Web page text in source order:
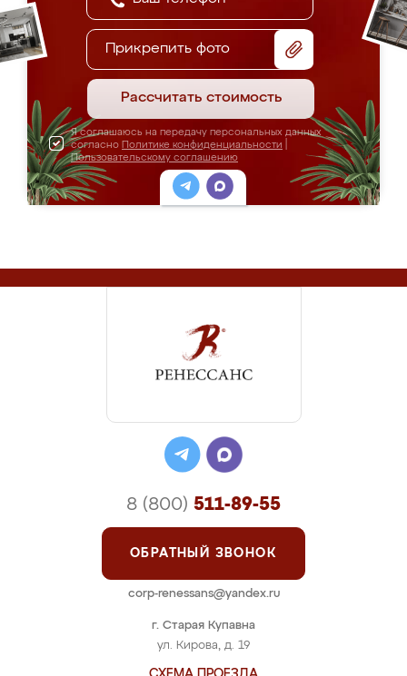
Прикрепить фото
Рассчитать стоимость
Я соглашаюсь на передачу персональных данных
согласно Политике конфиденциальности
Пользовательскому соглашению
г. Старая Купавна
ул. Кирова, д. 19
8 (800) 511-89-55
ОБРАТНЫЙ ЗВОНОК
corp-renessans@yandex.ru